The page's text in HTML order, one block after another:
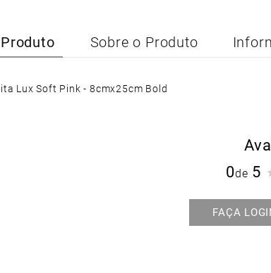
Sobre o Produto
Lux Soft Pink - 8cmx25cm Bold
0